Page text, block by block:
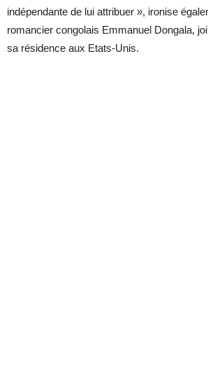
indépendante de lui attribuer », ironise
romancier congolais Emmanuel Dongala,
sa résidence aux Etats-Unis.